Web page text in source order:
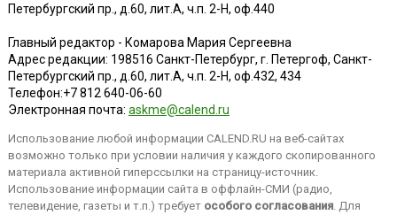
Петербургский пр., д.60, лит.А, ч.п. 2-Н, оф.440
Главный редактор - Комарова Мария Сергеевна
Адрес редакции: 198516 Санкт-Петербург, г. Петергоф, Санкт-
Петербургский пр., д.60, лит.А, ч.п. 2-Н, оф.432, 434
Телефон:+7 812 640-06-60
Электронная почта: askme@calend.ru
Использование любой информации CALEND.RU на веб-сайтах
возможно только при условии наличия у каждого скопированного
материала активной гиперссылки на страницу-источник.
Использование информации сайта в оффлайн-СМИ (радио,
телевидение, газеты и т.п.) требует особого согласования. Для